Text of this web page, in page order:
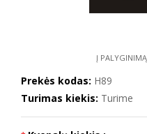
Į PALYGINIMĄ
Prekės kodas: H89
Turimas kiekis: Turime